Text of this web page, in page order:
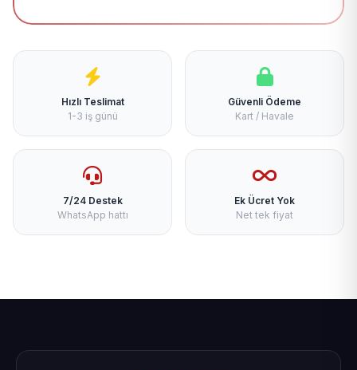
Hızlı Teslimat
1-3 iş günü
Güvenli Ödeme
Kart / Havale
7/24 Destek
WhatsApp hattı
Ek Ücret Yok
Net tek fiyat